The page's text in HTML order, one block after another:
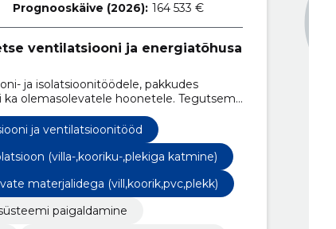
Prognooskäive (2026): 164 533 €
ventilatsiooni ja energiatõhusa
ja isolatsioonitöödele, pakkudes
olemasolevatele hoonetele. Tegutseme
ja Harjumaal, kuid teostame töid üle
ja ventilatsioonitööd
(villa-,kooriku-,plekiga katmine)
materjalidega (vill,koorik,pvc,plekk)
paigaldamine